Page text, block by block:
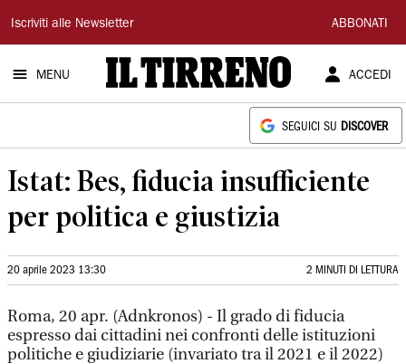
Il
Tirreno
Iscriviti alle Newsletter ABBONATI
MENU ACCEDI
SEGUICI SU DISCOVER
Istat: Bes, fiducia insufficiente
per politica e giustizia
20 aprile 2023 13:30 2 MINUTI DI LETTURA
Roma, 20 apr. (Adnkronos) - Il grado di fiducia
espresso dai cittadini nei confronti delle istituzioni
politiche e giudiziarie (invariato tra il 2021 e il 2022)